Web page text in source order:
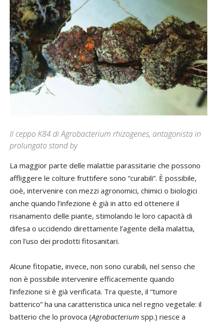
Il ceppo K84 di Agrobacterium rhizogenes, antagonista in
prolungato stand by
La maggior parte delle malattie parassitarie che possono
affliggere le colture fruttifere sono “curabili”. È possibile,
cioè, intervenire con mezzi agronomici, chimici o biologici
anche quando l’infezione è già in atto ed ottenere il
risanamento delle piante, stimolando le loro capacità di
difesa o uccidendo direttamente l’agente della malattia,
con l’uso dei prodotti fitosanitari.
Alcune fitopatie, invece, non sono curabili, nel senso che
non è possibile intervenire efficacemente quando
l’infezione si è già verificata. Tra queste, il “tumore
batterico” ha una caratteristica unica nel regno vegetale: il
batterio che lo provoca (Agrobacterium spp.) riesce a